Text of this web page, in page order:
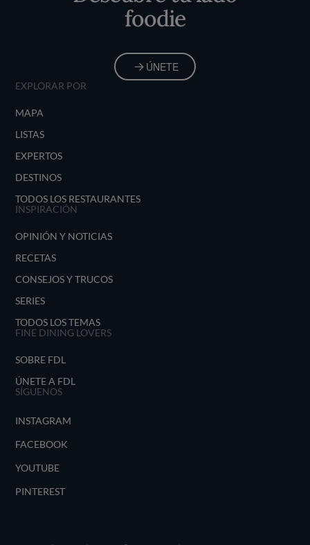
foodie
ÚNETE
EXPLORAR POR
MAPA
LISTAS
EXPERTOS
DESTINOS
TODOS LOS RESTAURANTES
INSPIRACIÓN
OPINIÓN Y NOTICIAS
RECETAS
CONSEJOS Y TRUCOS
SERIES
TODOS LOS TEMAS
FINE DINING LOVERS
SOBRE FDL
ÚNETE A FDL
SÍGUENOS
INSTAGRAM
FACEBOOK
YOUTUBE
PINTEREST